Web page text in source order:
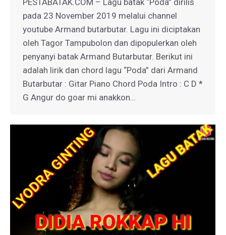
PESTABATAK.COM – Lagu batak “Poda” dirilis
pada 23 November 2019 melalui channel
youtube Armand butarbutar. Lagu ini diciptakan
oleh Tagor Tampubolon dan dipopulerkan oleh
penyanyi batak Armand Butarbutar. Berikut ini
adalah lirik dan chord lagu “Poda” dari Armand
Butarbutar : Gitar Piano Chord Poda Intro : C D *
G Angur do goar mi anakkon…